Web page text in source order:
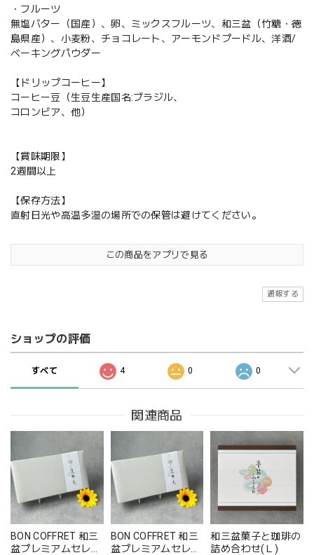
・フルーツ
無塩バター（国産）、卵、ミックスフルーツ、和三盆（竹糖・徳
島県産）、小麦粉、チョコレート、アーモンドプードル、洋酒/
ベーキングパウダー
【ドリップコーヒー】
コーヒー豆（生豆生産国名:ブラジル、
コロンビア、他）
【賞味期限】
2週間以上
【保存方法】
直射日光や高温多湿の場所での保管は避けてください。
この商品をアプリで見る
通報する
ショップの評価
すべて 4 0 0
関連商品
BON COFFRET 和三
盆プレミアムセレク
BON COFFRET 和三
盆プレミアムセレク
和三盆菓子と珈琲の
詰め合わせ(Ｌ)